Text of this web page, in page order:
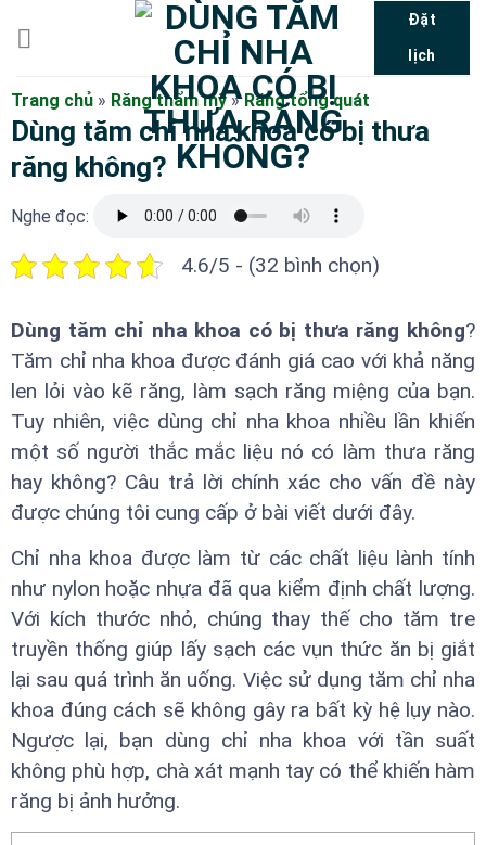
dung
Đặt
lịch
Trang chủ » Răng thẩm mỹ»Răng tổng quát
Dùng tăm chỉ nha khoa có bị thưa
răng không?
Nghe đọc:
4.6/5 - (32 bình chọn)
Dùng tăm chỉ nha khoa có bị thưa răng không?
Tăm chỉ nha khoa được đánh giá cao với khả năng
len lỏi vào kẽ răng, làm sạch răng miệng của bạn.
Tuy nhiên, việc dùng chỉ nha khoa nhiều lần khiến
một số người thắc mắc liệu nó có làm thưa răng
hay không? Câu trả lời chính xác cho vấn đề này
được chúng tôi cung cấp ở bài viết dưới đây.
Chỉ nha khoa được làm từ các chất liệu lành tính
như nylon hoặc nhựa đã qua kiểm định chất lượng.
Với kích thước nhỏ, chúng thay thế cho tăm tre
truyền thống giúp lấy sạch các vụn thức ăn bị giắt
lại sau quá trình ăn uống. Việc sử dụng tăm chỉ nha
khoa đúng cách sẽ không gây ra bất kỳ hệ lụy nào.
Ngược lại, bạn dùng chỉ nha khoa với tần suất
không phù hợp, chà xát mạnh tay có thể khiến hàm
răng bị ảnh hưởng.